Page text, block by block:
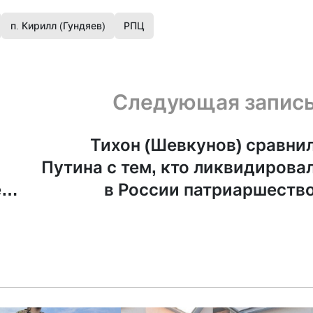
п. Кирилл (Гундяев) РПЦ
Следующая
Тихон (Шевкунов)
Путина с тем, кто
в России